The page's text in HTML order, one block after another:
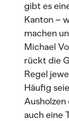
gibt es
Kanton –
machen
Michael
rückt die
Regel
Häufig
auch eine